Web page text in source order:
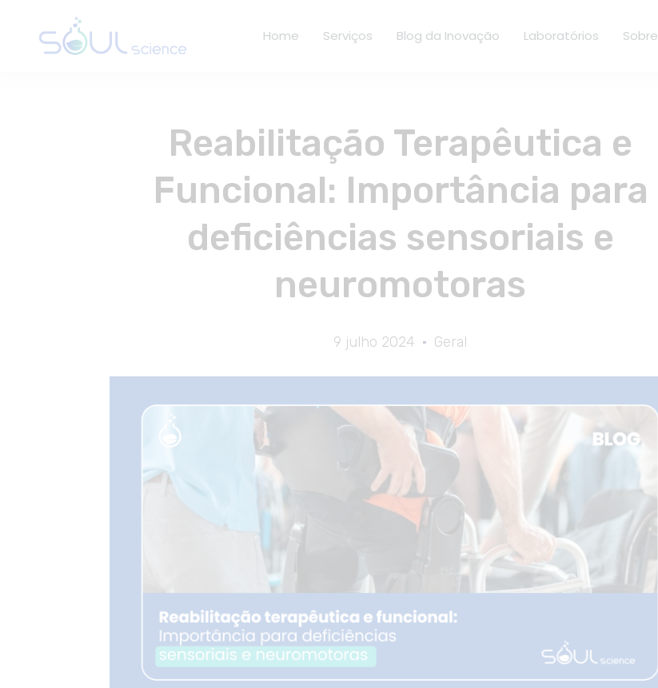
Home Serviços Blog da Inovação Laboratórios Sobre
Reabilitação Terapêutica e
Funcional: Importância para
deficiências sensoriais e
neuromotoras
9 julho 2024 Geral